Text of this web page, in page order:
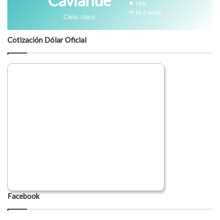
Cielo claro
76%
14.2 km/h
Cotización Dólar Oficial
Facebook